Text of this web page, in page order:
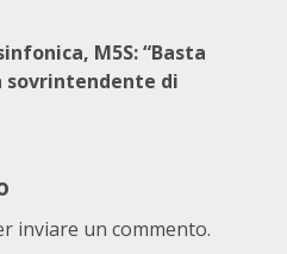
M5S: “Basta
sovrintendente di
inviare un commento.